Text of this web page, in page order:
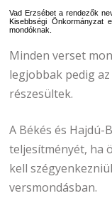
Vad Erzsébet a rendezők
Kisebbségi Önkormányzat
mondóknak.
Minden verset
legjobbak pedig
részesültek.
A Békés és
teljesítményét, ha
kell
versmondásban.